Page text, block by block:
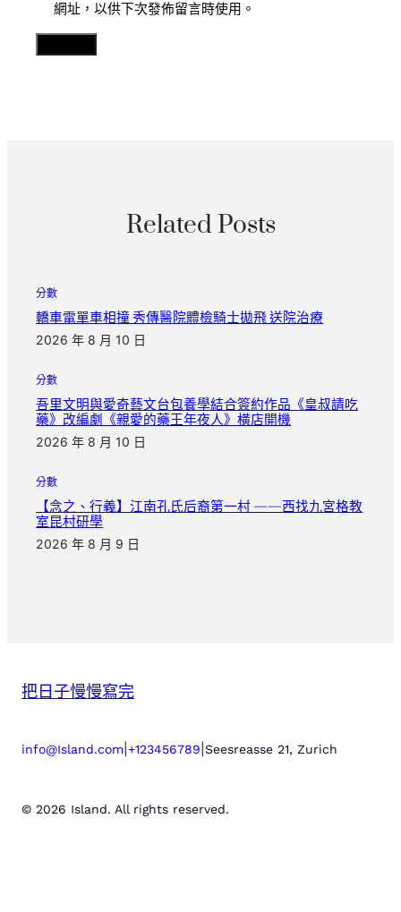
網址，以供下次發佈留言時使用。
Related Posts
分數
轎車電單車相撞 秀傳醫院體檢騎士拋飛 送院治療
2026 年 8 月 10 日
分數
吾里文明與愛奇藝文台包養學結合簽約作品《皇叔請吃
藥》改編劇《親愛的藥王年夜人》橫店開機
2026 年 8 月 10 日
分數
【念之、行義】江南孔氏后裔第一村 ——西找九宮格教
室昆村研學
2026 年 8 月 9 日
把日子慢慢寫完
info@Island.com +123456789 Seesreasse 21, Zurich
© 2026 Island. All rights reserved.